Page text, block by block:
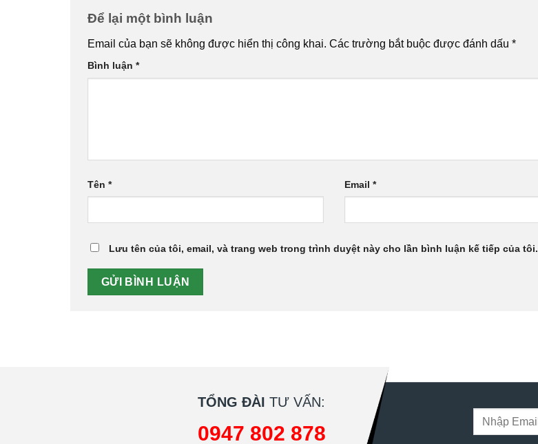
Để lại một bình luận
Email của bạn sẽ không được hiển thị công khai. Các trường bắt buộc được đánh dấu *
Bình luận *
Tên * Email*
Lưu tên của tôi, email, và trang web trong trình duyệt này cho lần bình luận kế tiếp của tôi.
TỔNG ĐÀI TƯ VẤN:
0947 802 878